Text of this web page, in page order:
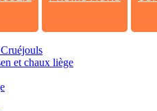
et chaux liège